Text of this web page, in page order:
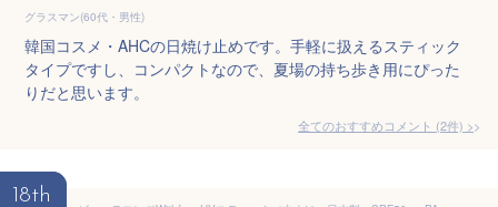
グラスマン(60代・男性)
韓国コスメ・AHCの日焼け止めです。手軽に扱えるスティック
タイプですし、コンパクトなので、夏場の持ち歩き用にぴった
りだと思います。
全てのおすすめコメント (2件) >
18th